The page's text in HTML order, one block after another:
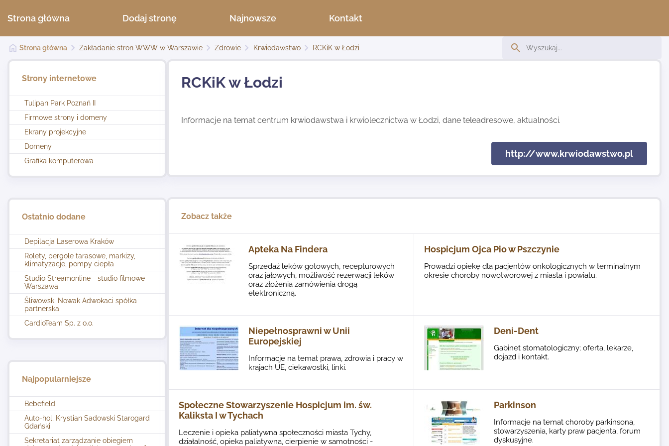
Strona główna Dodaj stronę Najnowsze Kontakt
Strona główna Zakładanie stron WWW w Warszawie Zdrowie Krwiodawstwo RCKiK w Łodzi
Strony internetowe
Tulipan Park Poznań II
Firmowe strony i domeny
Ekrany projekcyjne
Domeny
Grafika komputerowa
Ostatnio dodane
Depilacja Laserowa Kraków
Rolety, pergole tarasowe, markizy,
klimatyzacje, pompy ciepła
Studio Streamonline - studio filmowe
Warszawa
Śliwowski Nowak Adwokaci spółka
partnerska
CardioTeam Sp. z o.o.
Najpopularniejsze
Bebefield
Auto-hol, Krystian Sadowski Starogard
Gdański
Sekretariat zarządzanie obiegiem
RCKiK w Łodzi
Informacje na temat centrum krwiodawstwa i krwiolecznictwa w Łodzi, dane teleadresowe, aktualności.
http://www.krwiodawstwo.pl
Zobacz także
Apteka Na Findera
Sprzedaż leków gotowych, recepturowych
oraz jałowych, możliwość rezerwacji leków
oraz złożenia zamówienia drogą
elektroniczną.
Hospicjum Ojca Pio w Pszczynie
Prowadzi opiekę dla pacjentów onkologicznych w terminalnym
okresie choroby nowotworowej z miasta i powiatu.
Niepełnosprawni w Unii
Europejskiej
Informacje na temat prawa, zdrowia i pracy w
krajach UE, ciekawostki, linki.
Deni-Dent
Gabinet stomatologiczny; oferta, lekarze,
dojazd i kontakt.
Społeczne Stowarzyszenie Hospicjum im. św.
Kaliksta I w Tychach
Leczenie i opieka paliatywna społeczności miasta Tychy,
działalność, opieka paliatywna, cierpienie w samotności -
Parkinson
Informacje na temat choroby parkinsona,
stowarzyszenia, karty praw pacjenta, forum
dyskusyjne.